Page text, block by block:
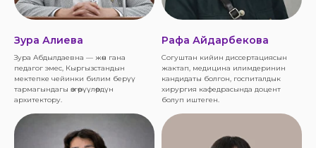
Зура Алиева
Зура Абдылдаевна — жөн гана
педагог эмес, Кыргызстандын
мектепке чейинки билим берүү
тармагындагы өзгөрүүлөрдүн
архитектору.
Рафа Айдарбекова
Согуштан кийин диссертациясын
жактап, медицина илимдеринин
кандидаты болгон, госпиталдык
хирургия кафедрасында доцент
болуп иштеген.